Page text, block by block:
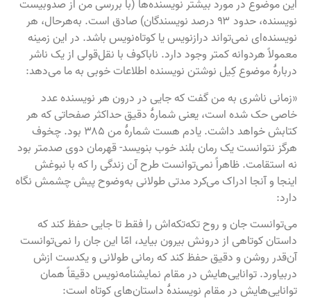
این موضوع در مورد بیشتر نویسنده‌ها (با بررسی من از صدوبیست
نویسنده، حدود ۹۳ درصد نویسندگان) صادق است. به‌هرحال، هر
نویسنده‌ای نمی‌تواند درازنویس یا کوتاه‌نویس باشد. در این زمینه
معمولاً هردوانه کمتر وجود دارد. ناباکوف با نقل‌قولی از یک ناشر
دربارهٔ موضوع کِیل نوشتن نویسنده اطلاعات خوبی به ما می‌دهد:
«زمانی ناشری به من گفت که جایی در درون هر نویسنده عدد
خاصی حک شده است، یعنی شمارهٔ دقیق حداکثر صفحاتی که هر
کتابش خواهد داشت. یادم هست شمارهٔ من ۳۸۵ بود. چخوف
هرگز نتوانست یک رمان بلند خوب بنویسد- قهرمان دوی صدمتر بود
نه استقامت. ظاهراً نمی‌توانست طرح آن زندگی را که با نبوغش
اینجا و آنجا ادراک می‌کرد مدتی طولانی به‌وضوح پیش چشمش نگاه
دارد:
می‌توانست جان و روح تکه‌تکه‌اش را فقط تا جایی حفظ کند که
داستان کوتاهی از درونش بیرون بیاید، امّا این جان را نمی‌توانست
آن‌قدر روشن و دقیق حفظ کند که رمانی طولانی و یکدست ازش
دربیاورد. توانایی‌هایش در مقام نمایشنامه‌نویس دقیقاً همان
توانایی‌هایش در مقام نویسندهٔ داستان‌های کوتاه است: